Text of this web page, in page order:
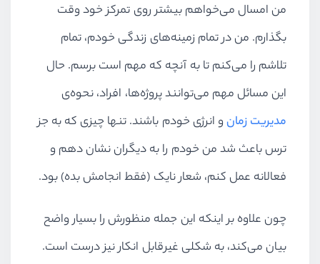
من امسال می‌خواهم بیشتر روی تمرکز خود وقت
بگذارم. من در تمام زمینه‌های زندگی خودم، تمام
تلاشم را می‌کنم تا به آنچه که مهم است برسم. حال
این مسائل مهم می‌توانند پروژه‌ها، افراد، نحوه‌ی
مدیریت زمانو انرژی خودم باشند. تنها چیزی که به جز
ترس باعث شد من خودم را به دیگران نشان دهم و
فعالانه عمل کنم، شعار نایک (فقط انجامش بده) بود.
چون علاوه بر اینکه این جمله منظورش را بسیار واضح
بیان می‌کند، به شکلی غیرقابل انکار نیز درست است.